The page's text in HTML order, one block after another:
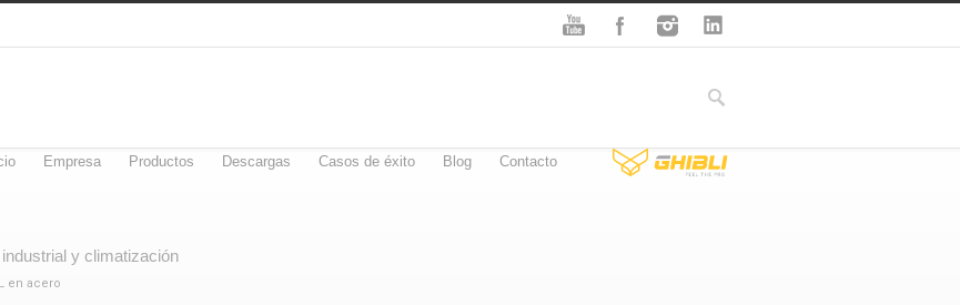
Empresa Productos Descargas Casos de éxito Blog Contacto
y climatización
en acero